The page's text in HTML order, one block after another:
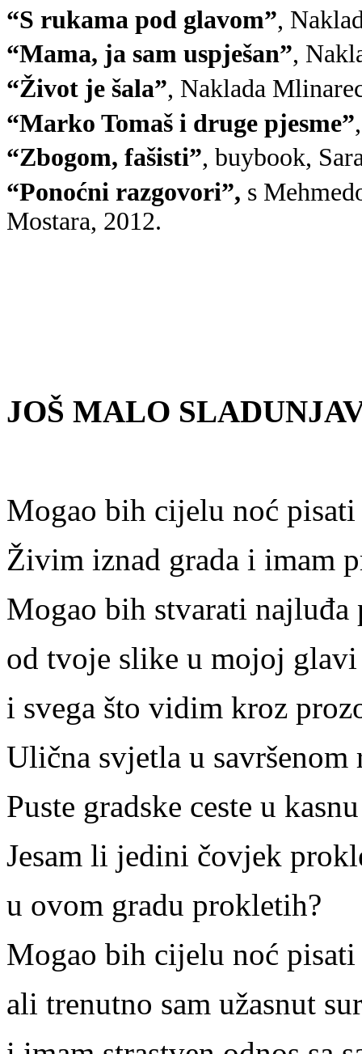
“S rukama pod glavom”,
“Mama, ja sam uspješan”,
“Život je šala”, Naklada
“Marko Tomaš i druge pjesme”
“Zbogom, fašisti”, buybook,
“Ponoćni razgovori”, s
Mostara, 2012.
JOŠ MALO
Mogao bih cijelu noć
Živim iznad grada i imam
Mogao bih stvarati najluđa
od tvoje slike u mojoj
i svega što vidim kroz
Ulična svjetla u savršenom
Puste gradske ceste u
Jesam li jedini čovjek
u ovom gradu prokletih?
Mogao bih cijelu noć
ali trenutno sam užasnut